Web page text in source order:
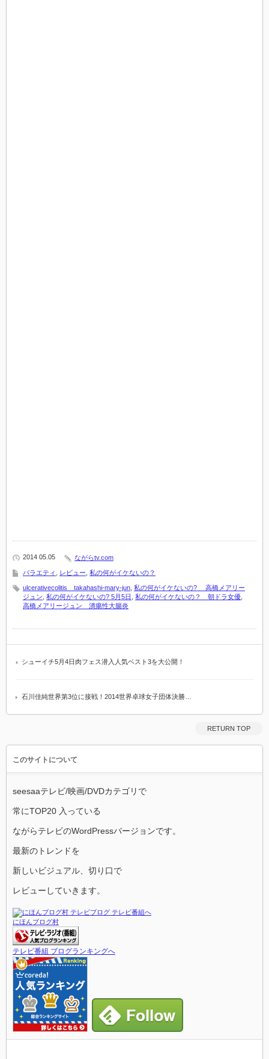
2014 05.05 ながらtv.com
バラエティ レビュー 私の何がイケないの？
ulcerativecolitis takahashi-mary-jun 私の何がイケないの? 高橋メアリー
ジュン 私の何がイケないの? 5月5日 私の何がイケないの？ 朝ドラ女優
高橋メアリージュン 潰瘍性大腸炎
シューイチ5月4日肉フェス潜入人気ベスト3を大公開！
石川佳純世界第3位に接戦！2014世界卓球女子団体決勝…
RETURN TOP
このサイトについて
seesaaテレビ/映画/DVDカテゴリで
常にTOP20 入っている
ながらテレビのWordPressバージョンです。
最新のトレンドを
新しいビジュアル、切り口で
レビューしていきます。
にほんブログ村
テレビ番組 ブログランキングへ